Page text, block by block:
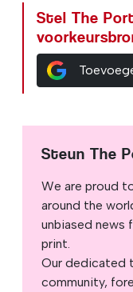
Stel The
Steun The
We are proud
around the
unbiased news
print.
Our dedicated
community,